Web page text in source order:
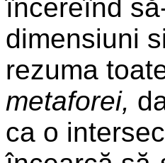
încereînd
dimensiuni
rezuma
metaforei,
ca o